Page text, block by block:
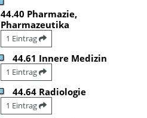
44.40 Pharmazie,
Pharmazeutika
1 Eintrag
44.61 Innere Medizin
1 Eintrag
44.64 Radiologie
1 Eintrag